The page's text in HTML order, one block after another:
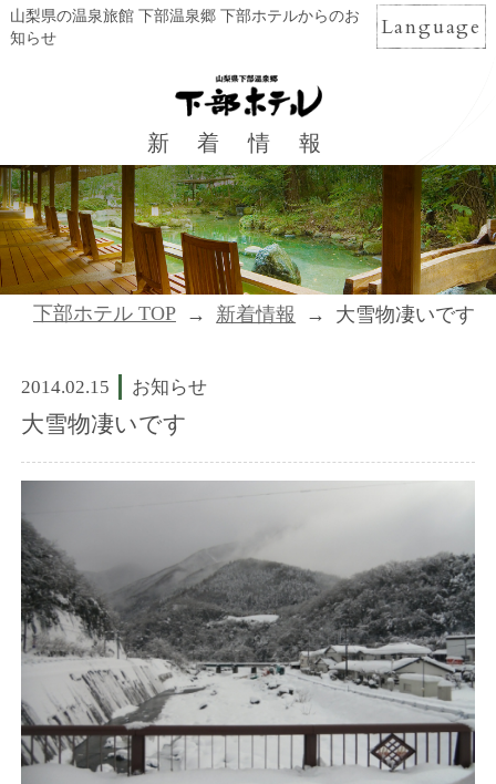
山梨県の温泉旅館 下部温泉郷 下部ホテルからのお
知らせ
Language
新着情報
大雪物凄いです
新着情報
下部ホテル TOP
2014.02.15 お知らせ
大雪物凄いです